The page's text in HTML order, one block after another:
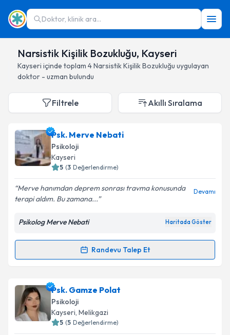
Doktor, klinik ara...
Narsistik Kişilik Bozukluğu, Kayseri
Kayseri içinde toplam 4Narsistik Kişilik Bozukluğu uygulayan
doktor - uzman bulundu
Filtrele Akıllı Sıralama
Psk. Merve Nebati
Psikoloji
Kayseri
5 (3 Değerlendirme)
Merve hanımdan deprem sonrası travma konusunda
terapi aldım. Bu zamana...
Devamı
Psikolog Merve Nebati Haritada Göster
Randevu Talep Et
Randevu Takvimi Talebi
Psk. Merve Nebatiiçin randevu takvimi talebi
oluşturun. Size bu uzmandan randevu almanız için bir
takvim hazırlandığında e-posta ile bilgilendireceğiz.
Psk. Gamze Polat
Psikoloji
Kayseri, Melikgazi
5 (5 Değerlendirme)